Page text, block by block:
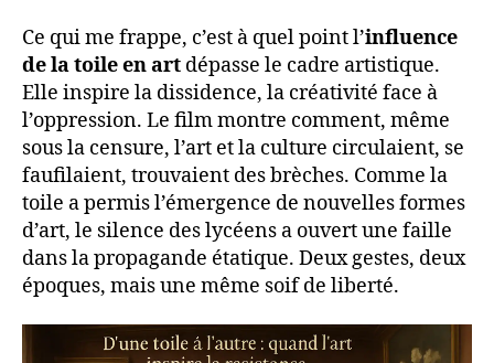
Ce qui me frappe, c’est à quel point l’influence
de la toile en art dépasse le cadre artistique.
Elle inspire la dissidence, la créativité face à
l’oppression. Le film montre comment, même
sous la censure, l’art et la culture circulaient, se
faufilaient, trouvaient des brèches. Comme la
toile a permis l’émergence de nouvelles formes
d’art, le silence des lycéens a ouvert une faille
dans la propagande étatique. Deux gestes, deux
époques, mais une même soif de liberté.